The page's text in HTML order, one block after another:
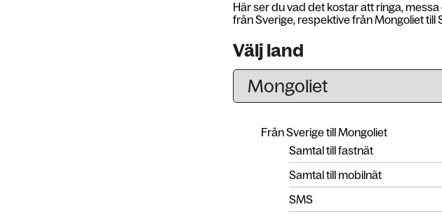
Här ser du vad det kostar att ringa,
från Sverige, respektive från Mongoliet till
Välj land
Från Sverige till Mongoliet
Samtal till fastnät
Samtal till mobilnät
SMS